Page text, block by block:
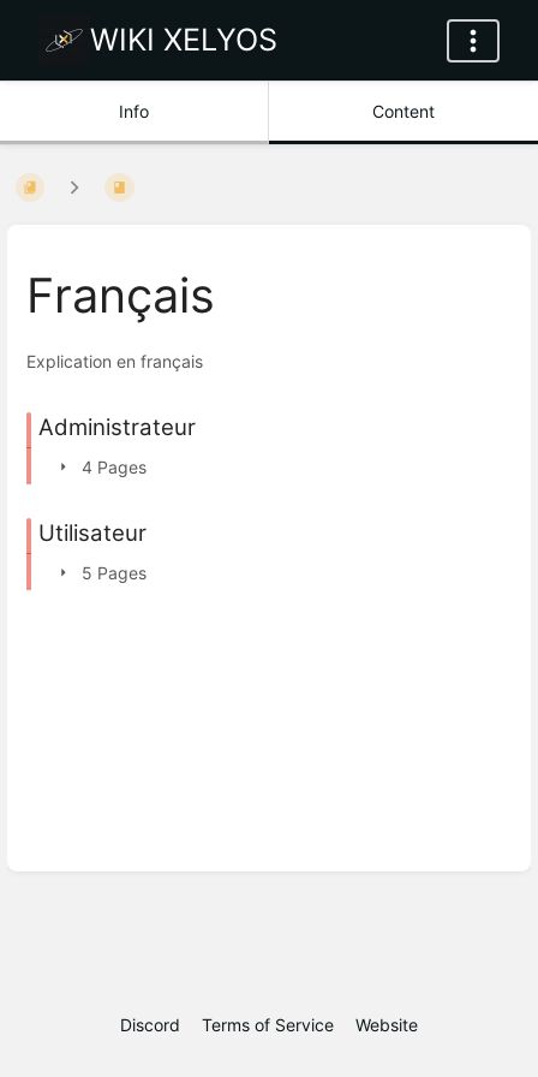
WIKI XELYOS
Info Content
Français
Explication en français
Administrateur
4 Pages
Utilisateur
5 Pages
Discord Terms of Service Website